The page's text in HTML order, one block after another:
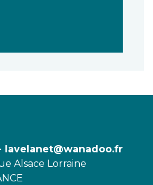
lavelanet@wanadoo.fr
Alsace Lorraine